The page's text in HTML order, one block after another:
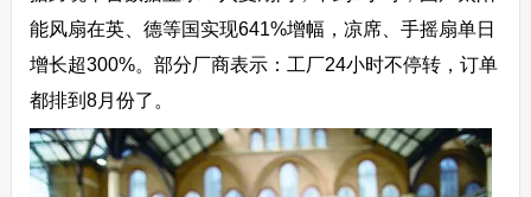
能风扇在英、德等国实现641%增幅，凉席、手摇扇单日
增长超300%。部分厂商表示：工厂24小时不停转，订单
都排到8月份了。